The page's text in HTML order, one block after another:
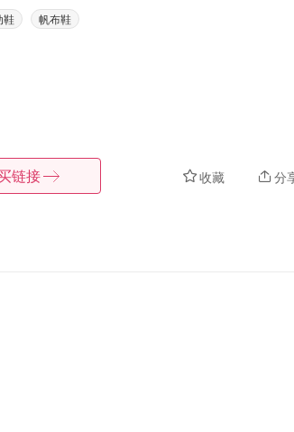
鞋 帆布鞋
收藏 分
链接